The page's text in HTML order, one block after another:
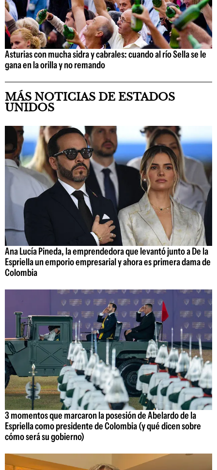
Asturias con mucha sidra y cabrales: cuando al río Sella se le
gana en la orilla y no remando
MÁS NOTICIAS DE ESTADOS
UNIDOS
Ana Lucía Pineda, la emprendedora que levantó junto a De la
Espriella un emporio empresarial y ahora es primera dama de
Colombia
3 momentos que marcaron la posesión de Abelardo de la
Espriella como presidente de Colombia (y qué dicen sobre
cómo será su gobierno)